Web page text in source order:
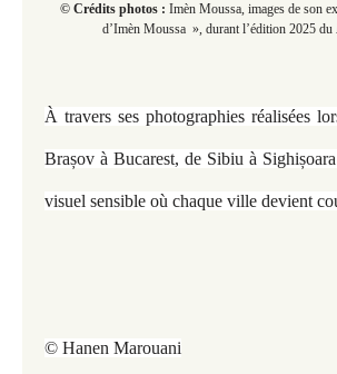
© Crédits photos : Imèn Moussa, images de son
d’Imèn Moussa », durantl’édition 2025 du
À travers ses photographies réalisées
Brașov à Bucarest, de Sibiu à
visuel sensible où chaque ville devient
© Hanen Marouani